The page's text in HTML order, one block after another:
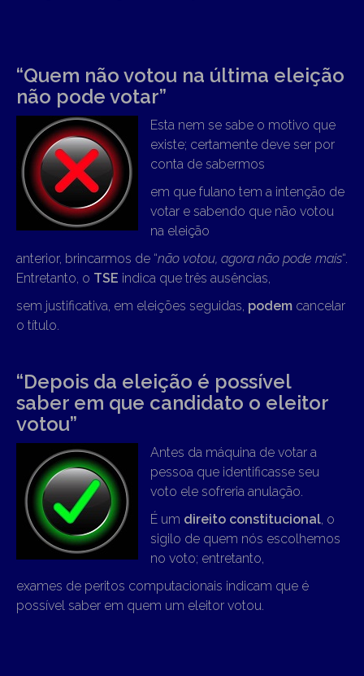
“Quem não votou na última eleição
não pode votar”
Esta nem se sabe o motivo que
existe; certamente deve ser por
conta de sabermos
em que fulano tem a intenção de
votar e sabendo que não votou
na eleição
anterior, brincarmos de “não votou, agora não pode mais“.
Entretanto, o TSE indica que três ausências,
sem justificativa, em eleições seguidas, podem cancelar
o título.
“Depois da eleição é possível
saber em que candidato o eleitor
votou”
Antes da máquina de votar a
pessoa que identificasse seu
voto ele sofreria anulação.
É um direito constitucional, o
sigilo de quem nós escolhemos
no voto; entretanto,
exames de peritos computacionais indicam que é
possível saber em quem um eleitor votou.